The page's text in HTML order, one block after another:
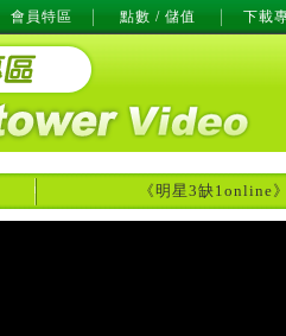
會員特區 點數 / 儲值 下載
《明星3缺1online